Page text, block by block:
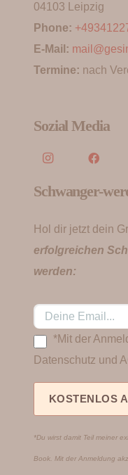
04103 Leipzig
Phone:
E-Mail:
Termine: nach
Sozial Media
Schwanger-
Hol dir jetzt dein
erfolgreichen
werden:
*Mit der
Datenschutz und
*Du wirst damit Teil meiner
Book. Mit der Anmeldung